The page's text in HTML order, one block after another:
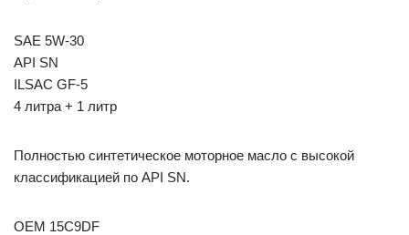
SAE 5W-30
API SN
ILSAC GF-5
4 литра + 1 литр
Полностью синтетическое моторное масло с высокой
классификацией по API SN.
OEM 15C9DF